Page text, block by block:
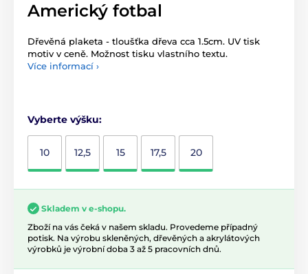
Americký fotbal
Dřevěná plaketa - tloušťka dřeva cca 1.5cm. UV tisk
motiv v ceně. Možnost tisku vlastního textu.
Více informací ›
Vyberte výšku:
10 12,5 15 17,5 20
Skladem v e-shopu.
Zboží na vás čeká v našem skladu. Provedeme případný
potisk. Na výrobu skleněných, dřevěných a akrylátových
výrobků je výrobní doba 3 až 5 pracovních dnů.